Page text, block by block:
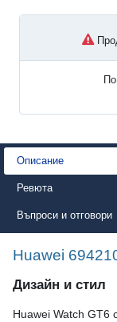
Описание
Ревюта
Въпроси и отговори
Huawei
Дизайн и стил
Huawei Watch GT6